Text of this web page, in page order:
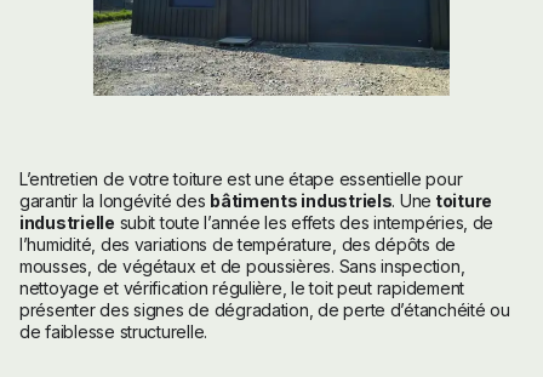
L’entretien de votre toiture est une étape essentielle pour
garantir la longévité des bâtiments industriels. Une toiture
industrielle subit toute l’année les effets des intempéries, de
l’humidité, des variations de température, des dépôts de
mousses, de végétaux et de poussières. Sans inspection,
nettoyage et vérification régulière, le toit peut rapidement
présenter des signes de dégradation, de perte d’étanchéité ou
de faiblesse structurelle.